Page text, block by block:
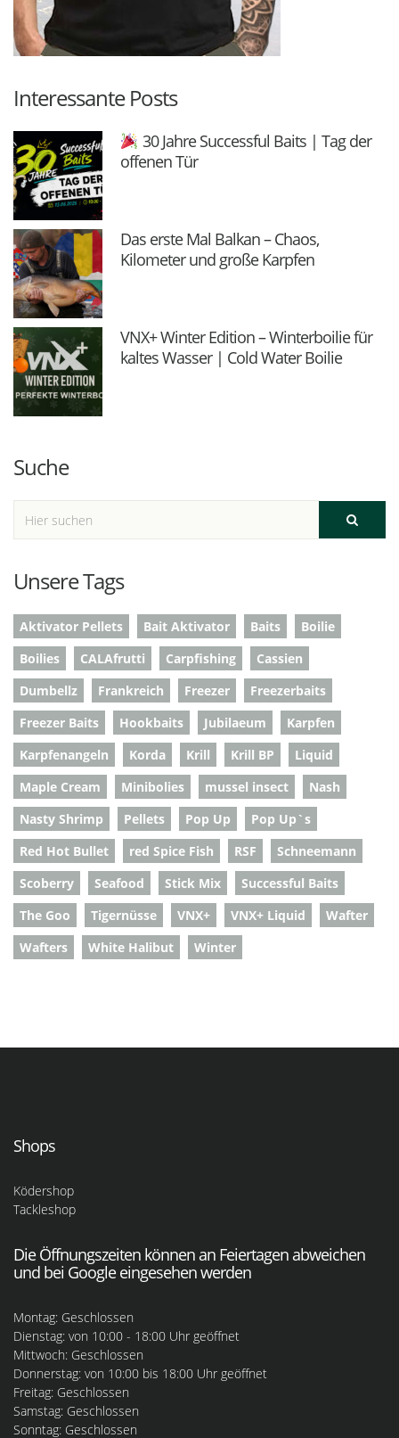
Interessante Posts
30 Jahre Successful Baits | Tag der
offenen Tür
Das erste Mal Balkan – Chaos,
Kilometer und große Karpfen
VNX+ Winter Edition – Winterboilie für
kaltes Wasser | Cold Water Boilie
Suche
Unsere Tags
Aktivator Pellets Bait Aktivator Baits
Boilie
Boilies
CALAfrutti Carpfishing
Cassien
Dumbellz
Frankreich Freezer
Freezerbaits
Freezer Baits
Hookbaits Jubilaeum
Karpfen
Karpfenangeln
Korda Krill Krill BP
Liquid
Maple Cream
Minibolies mussel insect
Nash
Nasty Shrimp
Pellets Pop Up
Pop Up`s
Red Hot Bullet
red Spice Fish RSF
Schneemann
Scoberry
Seafood Stick Mix
Successful Baits
The Goo
Tigernüsse VNX+ VNX+ Liquid
Wafter
Wafters
White Halibut Winter
Shops
Ködershop
Tackleshop
Die Öffnungszeiten können an Feiertagen abweichen
und bei Google eingesehen werden
Montag: Geschlossen
Dienstag: von 10:00 - 18:00 Uhr geöffnet
Mittwoch: Geschlossen
Donnerstag: von 10:00 bis 18:00 Uhr geöffnet
Freitag: Geschlossen
Samstag: Geschlossen
Sonntag: Geschlossen